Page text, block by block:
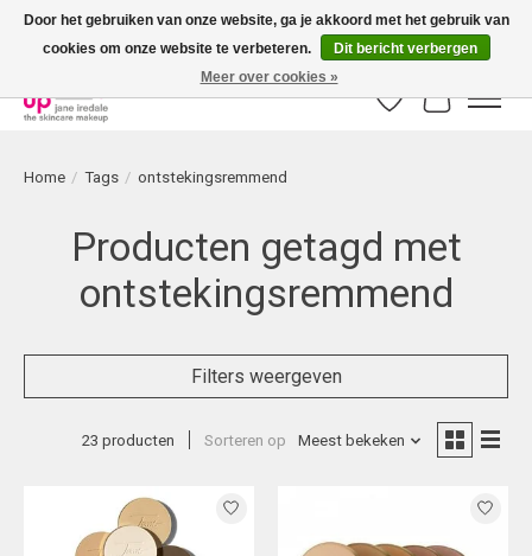
Bestellingen boven € 50,00 worden altijd gratis verzonden!
Verlanglijst
Home / Tags / ontstekingsremmend
Producten getagd met
ontstekingsremmend
Filters weergeven
23 producten Sorteren op Meest bekeken
Door het gebruiken van onze website, ga je akkoord met het gebruik van
cookies om onze website te verbeteren.
Dit bericht verbergen
Meer over cookies »